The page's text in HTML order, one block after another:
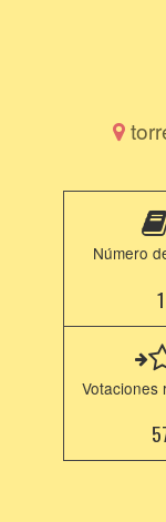
Número
1
Votaciones